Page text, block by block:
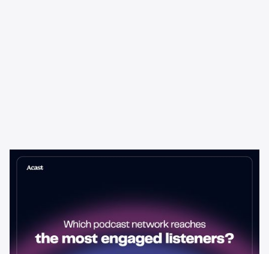
Learning & Guides
¿Qué red de podcasts llega a los
mejor opción para los anunciantes. Aquí te explicamos cómo
evaluar el compromiso de los oyentes y por qué importa más que
el alcance bruto.